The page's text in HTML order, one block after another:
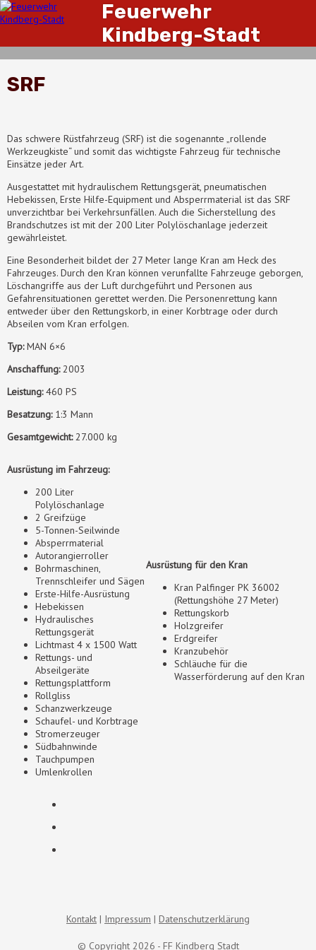
Feuerwehr
Kindberg-Stadt
SRF
Das schwere Rüstfahrzeug (SRF) ist die sogenannte „rollende
Werkzeugkiste“ und somit das wichtigste Fahrzeug für technische
Einsätze jeder Art.
Ausgestattet mit hydraulischem Rettungsgerät, pneumatischen
Hebekissen, Erste Hilfe-Equipment und Absperrmaterial ist das SRF
unverzichtbar bei Verkehrsunfällen. Auch die Sicherstellung des
Brandschutzes ist mit der 200 Liter Polylöschanlage jederzeit
gewährleistet.
Eine Besonderheit bildet der 27 Meter lange Kran am Heck des
Fahrzeuges. Durch den Kran können verunfallte Fahrzeuge geborgen,
Löschangriffe aus der Luft durchgeführt und Personen aus
Gefahrensituationen gerettet werden. Die Personenrettung kann
entweder über den Rettungskorb, in einer Korbtrage oder durch
Abseilen vom Kran erfolgen.
Typ:MAN 6×6
Anschaffung: 2003
Leistung:460 PS
Besatzung: 1:3 Mann
Gesamtgewicht: 27.000 kg
Ausrüstung im Fahrzeug:
200 Liter
Polylöschanlage
2 Greifzüge
5-Tonnen-Seilwinde
Absperrmaterial
Autorangierroller
Bohrmaschinen,
Trennschleifer und Sägen
Erste-Hilfe-Ausrüstung
Hebekissen
Hydraulisches
Rettungsgerät
Lichtmast 4 x 1500 Watt
Rettungs- und
Abseilgeräte
Rettungsplattform
Rollgliss
Schanzwerkzeuge
Schaufel- und Korbtrage
Stromerzeuger
Südbahnwinde
Tauchpumpen
Umlenkrollen
Ausrüstung für den Kran
Kran Palfinger PK 36002
(Rettungshöhe 27 Meter)
Rettungskorb
Holzgreifer
Erdgreifer
Kranzubehör
Schläuche für die
Wasserförderung auf den Kran
© Copyright 2026 - FF Kindberg Stadt
Kontakt Impressum Datenschutzerklärung